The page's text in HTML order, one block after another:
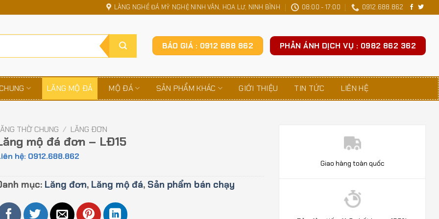
LÀNG NGHỀ ĐÁ MỸ NGHỆ NINH VÂN, HOA LƯ, NINH BÌNH 08:00 - 17:00 0912.688.862
BÁO GIÁ : 0912 688 862 PHẢN ÁNH DỊCH VỤ : 0982 862 362
LĂNG MỘ ĐÁ MỘ ĐÁ SẢN PHẨM KHÁC GIỚI THIỆU TIN TỨC LIÊN HỆ
THỜ CHUNG / LĂNG ĐƠN
mộ đá đơn – LĐ15
hệ: 0912.688.862
mục: Lăng đơn, Lăng mộ đá, Sản phẩm bán chạy
Giao hàng toàn quốc